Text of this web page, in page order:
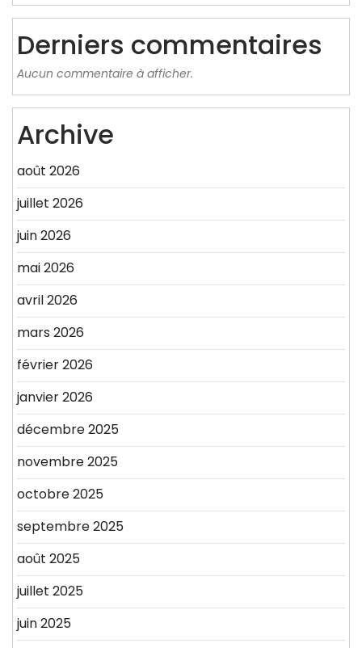
Derniers commentaires
Aucun commentaire à afficher.
Archive
août 2026
juillet 2026
juin 2026
mai 2026
avril 2026
mars 2026
février 2026
janvier 2026
décembre 2025
novembre 2025
octobre 2025
septembre 2025
août 2025
juillet 2025
juin 2025